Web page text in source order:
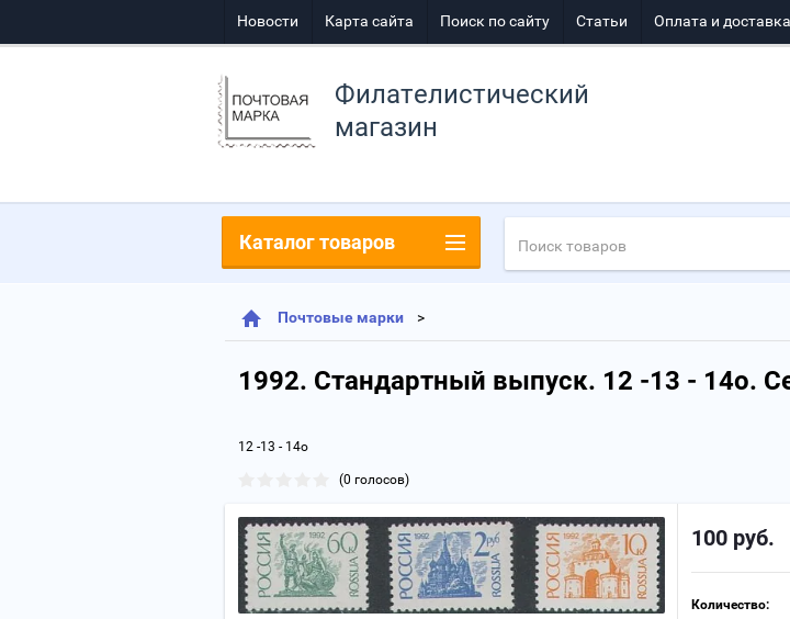
Новости Карта сайта Поиск по сайту Статьи Оплата и доставка
Филателистический
магазин
Почтовые марки
1992. Стандартный выпуск. 12 -13 - 14о.
12 -13 - 14о
(0 голосов)
100 руб.
Количество:
Каталог товаров